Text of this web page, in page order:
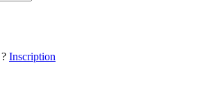
Inscription